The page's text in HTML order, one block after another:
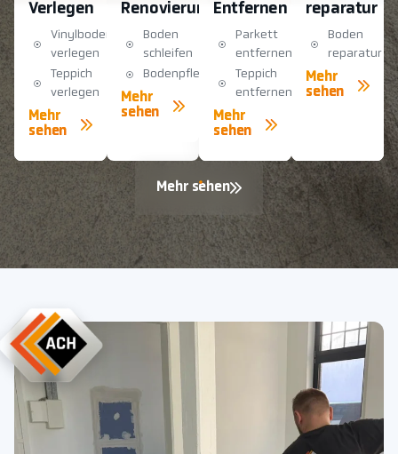
Verlegen
Vinylboden
verlegen
Teppich
verlegen
Mehr
sehen
Renovierung
Boden
schleifen
Bodenpflege
Mehr
sehen
Entfernen
Parkett
entfernen
Teppich
entfernen
Mehr
sehen
reparatur
Boden
reparatur
Mehr
sehen
Mehr sehen